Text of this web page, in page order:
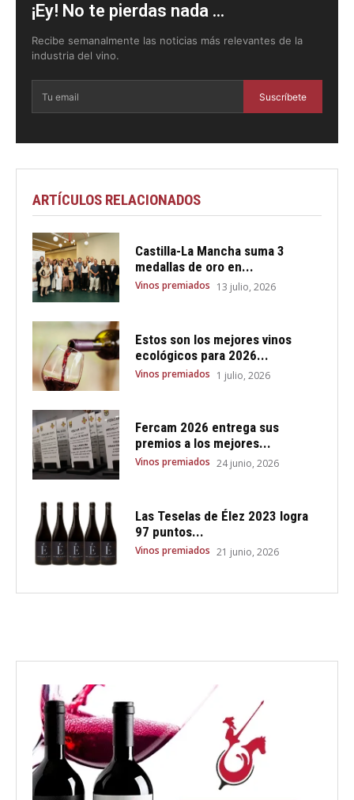
¡Ey! No te pierdas nada ...
Recibe semanalmente las noticias más relevantes de la
industria del vino.
Suscríbete
ARTÍCULOS RELACIONADOS
Castilla-La Mancha suma 3
medallas de oro en...
Vinos premiados 13 julio, 2026
Estos son los mejores vinos
ecológicos para 2026...
Vinos premiados 1 julio, 2026
Fercam 2026 entrega sus
premios a los mejores...
Vinos premiados 24 junio, 2026
Las Teselas de Élez 2023 logra
97 puntos...
Vinos premiados 21 junio, 2026